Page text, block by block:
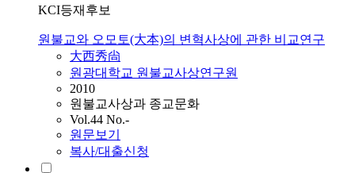
KCI등재후보
원불교와 오모토(大本)의 변혁사상에 관한 비교연구
大西秀尙
원광대학교 원불교사상연구원
2010
원불교사상과 종교문화
Vol.44 No.-
원문보기
복사/대출신청